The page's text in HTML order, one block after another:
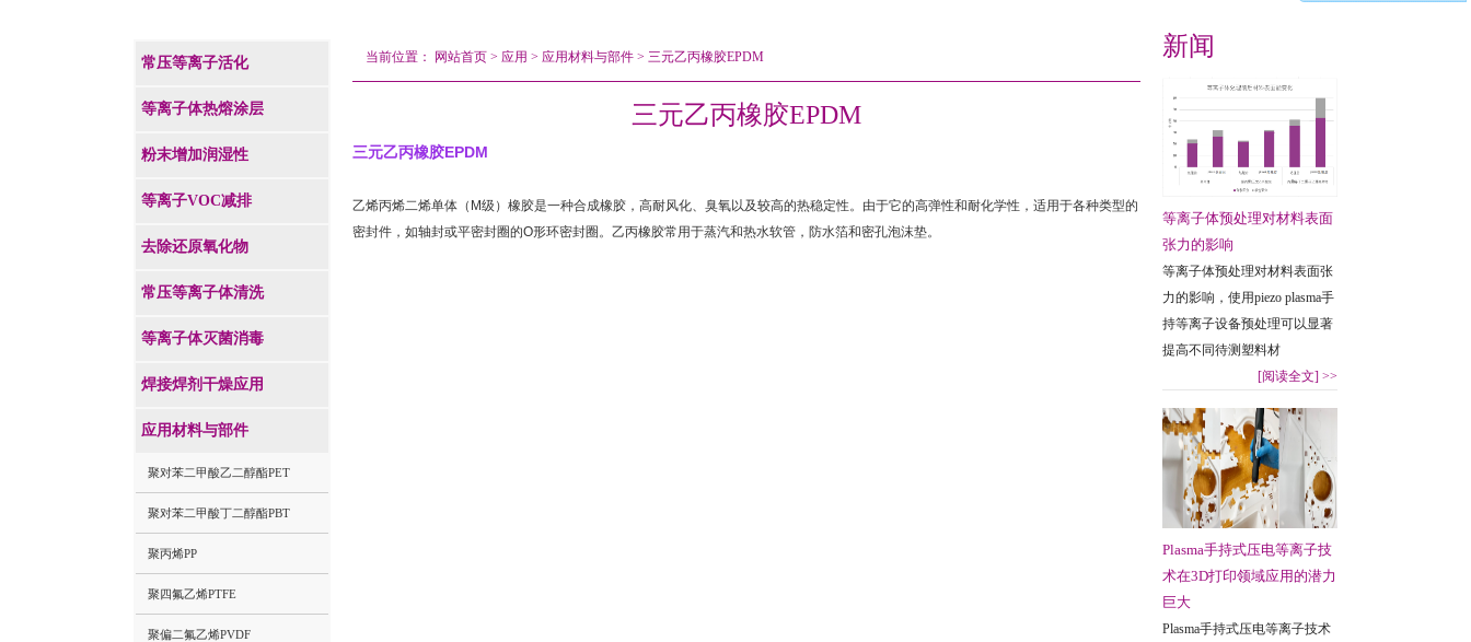
常压等离子活化
等离子体热熔涂层
粉末增加润湿性
等离子VOC减排
去除还原氧化物
常压等离子体清洗
等离子体灭菌消毒
焊接焊剂干燥应用
应用材料与部件
聚对苯二甲酸乙二醇酯PET
聚对苯二甲酸丁二醇酯PBT
聚丙烯PP
聚四氟乙烯PTFE
聚偏二氟乙烯PVDF
当前位置： 网站首页 > 应用 > 应用材料与部件 > 三元乙丙橡胶EPDM
三元乙丙橡胶EPDM
三元乙丙橡胶EPDM
乙烯丙烯二烯单体（ M级）橡胶是一种合成橡胶，高耐风化、臭氧以及较高的热稳定性。由于它的高弹性和耐化学性，适用于各种类型的
密封件，如轴封或平密封圈的O形环密封圈。乙丙橡胶常用于蒸汽和热水软管，防水箔和密孔泡沫垫。
新闻
等离子体预处理对材料表面
张力的影响
等离子体预处理对材料表面张
力的影响，使用piezo plasma手
持等离子设备预处理可以显著
提高不同待测塑料材
[阅读全文] >>
Plasma手持式压电等离子技
术在3D打印领域应用的潜力
巨大
Plasma手持式压电等离子技术